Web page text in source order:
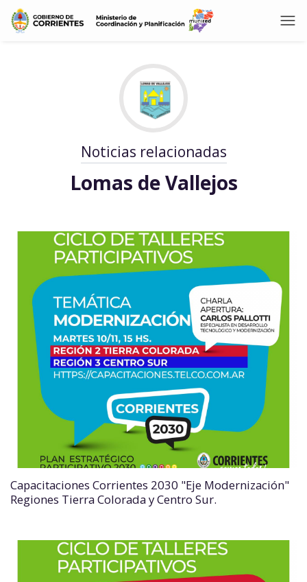
Noticias relacionadas
Lomas de Vallejos
Capacitaciones Corrientes 2030 "Eje Modernización"
Regiones Tierra Colorada y Centro Sur.